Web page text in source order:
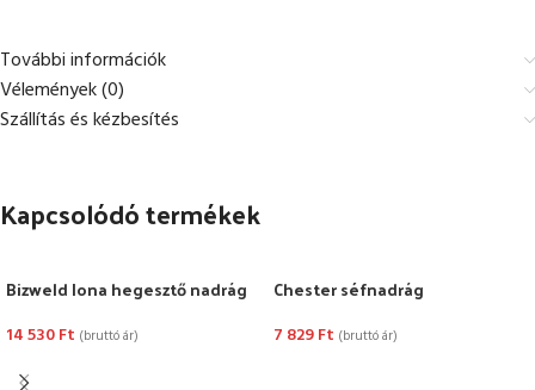
További információk
Vélemények (0)
Szállítás és kézbesítés
Kapcsolódó termékek
Bizweld Iona hegesztő nadrág
14 530Ft (bruttó ár)
OPCIÓK VÁLASZTÁSA
Chester séfnadrág
7 829Ft (bruttó ár)